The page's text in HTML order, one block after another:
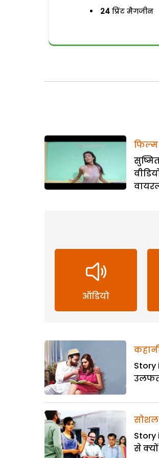
24 प्रिंट मैगजीन
फिल्म
ऑडियो
Story
सोशल
Story
से